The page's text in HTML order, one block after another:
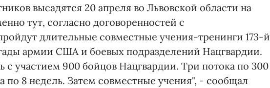
высадятся 20 апреля во Львовской области на
тут, согласно договоренностей с
длительные совместные учения-тренинги 173-й
армии США и боевых подразделений Нацгвардии.
с участием 900 бойцов Нацгвардии. Три потока по 300
по 8 недель. Затем совместные учения", - сообщал